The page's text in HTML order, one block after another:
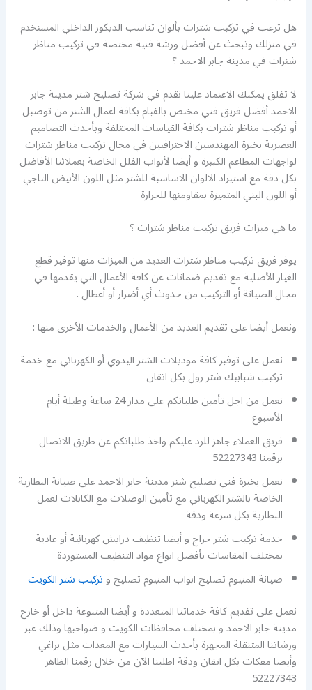
هل ترغب في تركيب شترات بألوان تناسب الديكور الداخلي المستخدم
في منزلك وتبحث عن أفضل ورشة فنية مختصة في تركيب مناظر
شترات في مدينة جابر الاحمد ؟
لا تقلق يمكنك الاعتماد علينا نقدم في شركة تصليح شتر مدينة جابر
الاحمد أفضل فريق فني مختص بالقيام بكافة اعمال الشتر من توصيل
أو تركيب مناظر شترات بكافة القياسات المختلفة وبأحدث التصاميم
العصرية بخبرة المهندسين الاحترافيين في مجال تركيب مناظر شترات
لواجهات المطاعم الكبيرة و أيضا لأبواب الفلل الخاصة بعملائنا الأفاضل
بكل دقة مع استيراد الالوان الاساسية للشتر مثل اللون الأبيض التاجي
أو اللون البني المتميزة بمقاومتها للحرارة
ما هي ميزات فريق تركيب مناظر شترات ؟
يوفر فريق تركيب مناظر شترات العديد من الميزات منها توفير قطع
الغيار الأصلية مع تقديم ضمانات عن كافة الأعمال التي يقدمها في
مجال الصيانة أو التركيب من حدوث أي أضرار أو أعطال .
ونعمل أيضا على تقديم العديد من الأعمال والخدمات الأخرى منها :
نعمل على توفير كافة موديلات الشتر اليدوي أو الكهربائي مع خدمة
تركيب شبابيك شتر رول بكل اتقان
نعمل من اجل تأمين طلباتكم على مدار 24 ساعة وطيلة أيام
الأسبوع
فريق العملاء جاهز للرد عليكم واخذ طلباتكم عن طريق الاتصال
برقمنا 52227343
نعمل بخبرة فني تصليح شتر مدينة جابر الاحمد على صيانة البطارية
الخاصة بالشتر الكهربائي مع تأمين الوصلات مع الكابلات لعمل
البطارية بكل سرعة ودقة
خدمة تركيب شتر جراج و أيضا تنظيف درايش كهربائية أو عادية
بمختلف المقاسات بأفضل انواع مواد التنظيف المستوردة
صيانة المنيوم تصليح ابواب المنيوم تصليح وتركيب شتر الكويت
نعمل على تقديم كافة خدماتنا المتعددة و أيضا المتنوعة داخل أو خارج
مدينة جابر الاحمد و بمختلف محافظات الكويت و ضواحيها وذلك عبر
ورشاتنا المتنقلة المجهزة بأحدث السيارات مع المعدات مثل براغي
وأيضا مفكات بكل اتقان ودقة اطلبنا الآن من خلال رقمنا الظاهر
52227343